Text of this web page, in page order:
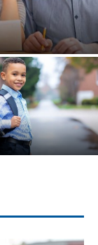
les grandes
Star Wars choisir
primaire ? Notre...